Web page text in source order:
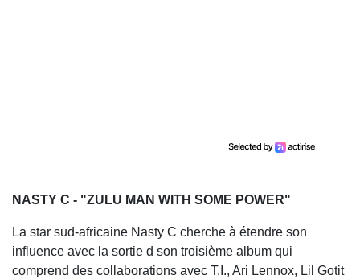
NASTY C - "ZULU MAN WITH SOME POWER"
La star sud-africaine Nasty C cherche à étendre son
influence avec la sortie d son troisième album qui
comprend des collaborations avec T.I., Ari Lennox, Lil Gotit